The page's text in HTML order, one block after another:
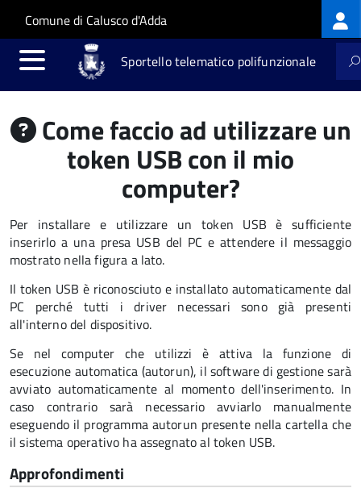
Salta al contenuto principale
Skip to site navigation
Comune di Calusco d'Adda
Sportello telematico polifunzionale
Come faccio ad utilizzare un
token USB con il mio
computer?
Per installare e utilizzare un token USB è sufficiente
inserirlo a una presa USB del PC e attendere il messaggio
mostrato nella figura a lato.
Il token USB è riconosciuto e installato automaticamente dal
PC perché tutti i driver necessari sono già presenti
all'interno del dispositivo.
Se nel computer che utilizzi è attiva la funzione di
esecuzione automatica (autorun), il software di gestione sarà
avviato automaticamente al momento dell'inserimento. In
caso contrario sarà necessario avviarlo manualmente
eseguendo il programma autorun presente nella cartella che
il sistema operativo ha assegnato al token USB.
Approfondimenti